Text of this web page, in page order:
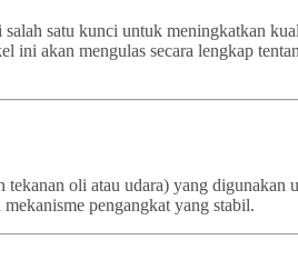
salah satu kunci untuk meningkatkan
ini akan mengulas secara lengkap
oli atau udara) yang digunakan
pengangkat yang stabil.